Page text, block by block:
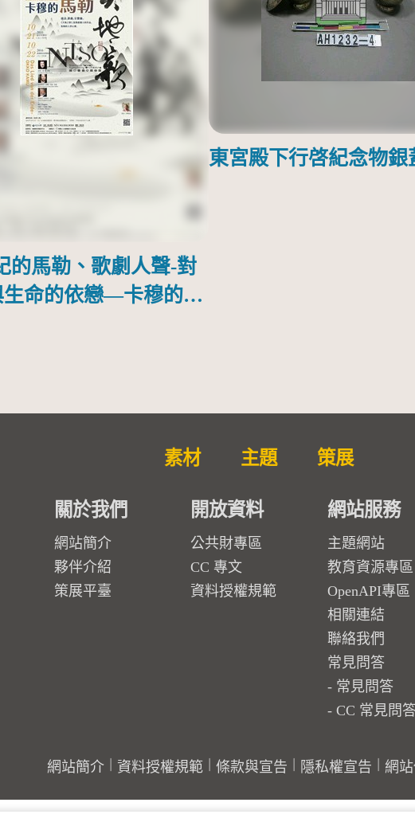
的馬勒、歌劇人聲-對
生命的依戀—卡穆的馬
東宮殿下行啓紀念物銀
素材 主題 策展
關於我們
網站簡介
夥伴介紹
策展平臺
開放資料
公共財專區
CC 專文
資料授權規範
網站服務
主題網站
教育資源專區
OpenAPI專區
相關連結
聯絡我們
常見問答
常見問答
CC 常見問
網站簡介 資料授權規範 條款與宣告 隱私權宣告 網